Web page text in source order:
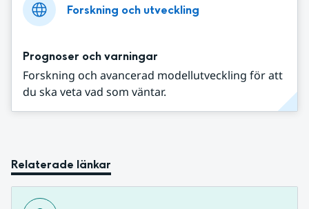
Forskning och utveckling
Prognoser och varningar
Forskning och avancerad modellutveckling för att
du ska veta vad som väntar.
Relaterade länkar